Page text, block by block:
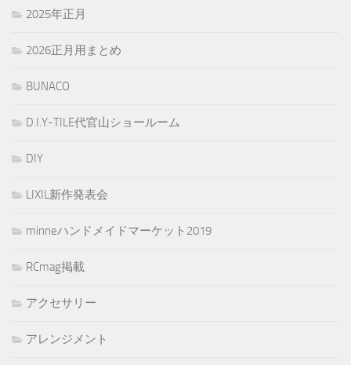
2025年正月
2026正月用まとめ
BUNACO
D.I.Y-TILE代官山ショールーム
DIY
LIXIL新作発表会
minneハンドメイドマーケット2019
RCmag掲載
アクセサリー
アレンジメント